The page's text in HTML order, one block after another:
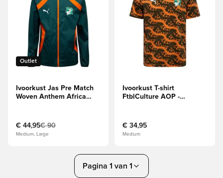
Outlet
Ivoorkust Jas Pre Match
Woven Anthem Africa
€ 44,95€ 90
Medium, Large
Ivoorkust T-shirt
FtblCulture AOP -
sinaasappel
€ 34,95
Medium
Pagina 1 van 1